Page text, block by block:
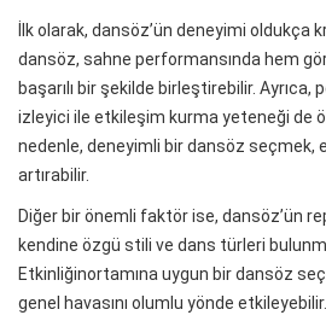
İlk olarak, dansöz’ün deneyimi oldukça
dansöz, sahne performansında hem
başarılı bir şekilde birleştirebilir. Ayrıca,
izleyici ile etkileşim kurma yeteneği de
nedenle, deneyimli bir dansöz seçmek,
artırabilir.
Diğer bir önemli faktör ise, dansöz’ün
kendine özgü stili ve dans türleri
Etkinliğinortamına uygun bir dansöz
genel havasını olumlu yönde